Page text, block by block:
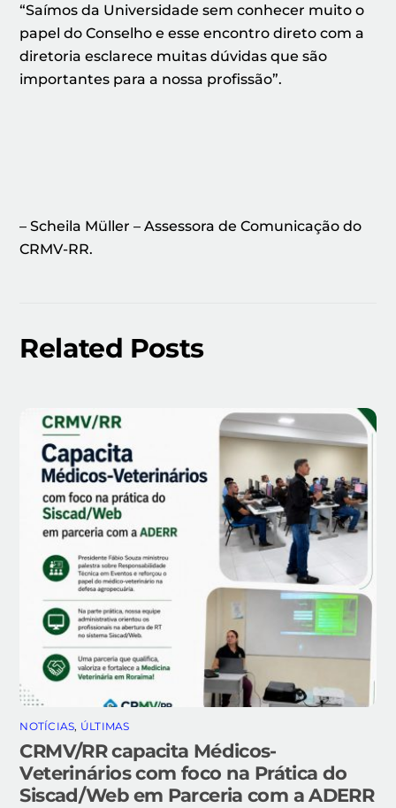
“Saímos da Universidade sem conhecer muito o
papel do Conselho e esse encontro direto com a
diretoria esclarece muitas dúvidas que são
importantes para a nossa profissão”.
– Scheila Müller – Assessora de Comunicação do
CRMV-RR.
Related Posts
NOTÍCIAS, ÚLTIMAS
CRMV/RR capacita Médicos-
Veterinários com foco na Prática do
Siscad/Web em Parceria com a ADERR